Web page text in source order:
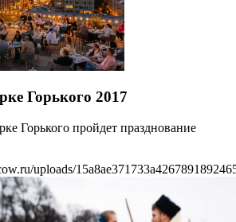
Горького 2017
Горького пройдет празднование
uploads/